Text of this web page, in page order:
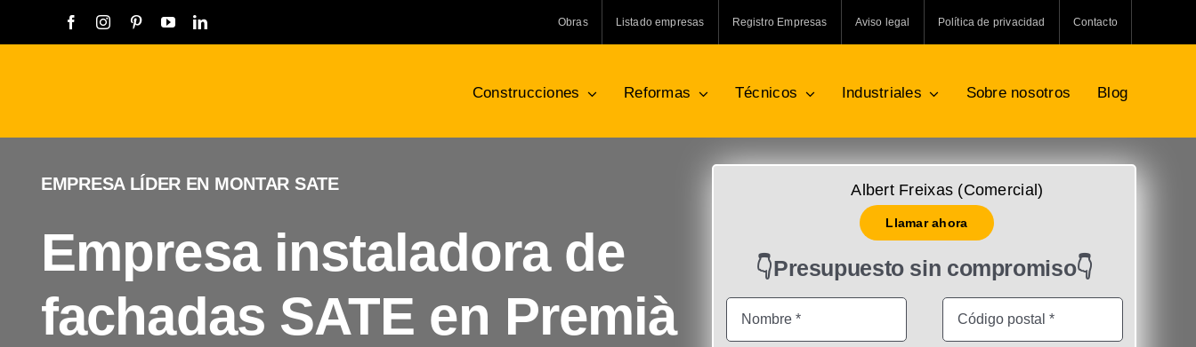
al
Obras Listado empresas Registro Empresas Aviso legal Política de privacidad Contacto
Construcciones Reformas Técnicos Industriales Sobre nosotros Blog
EMPRESA LÍDER EN MONTAR SATE
Empresa instaladora de
fachadas SATE en Premià
Albert Freixas (Comercial)
Llamar ahora
👇Presupuesto sin compromiso👇